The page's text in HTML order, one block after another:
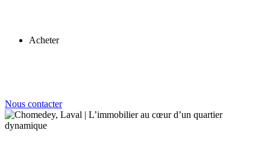
Acheter
Nous contacter